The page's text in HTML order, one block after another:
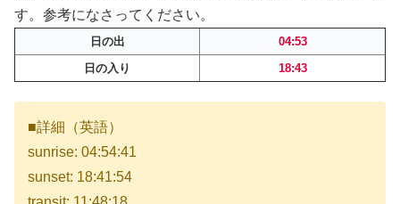
す。参考になさってください。
日の出
04:53
日の入り
18:43
■詳細（英語）
sunrise: 04:54:41
sunset: 18:41:54